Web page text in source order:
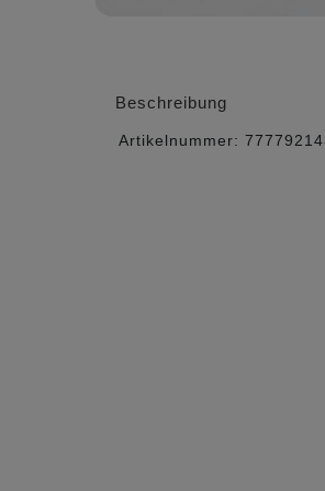
Beschreibung
Artikelnummer: